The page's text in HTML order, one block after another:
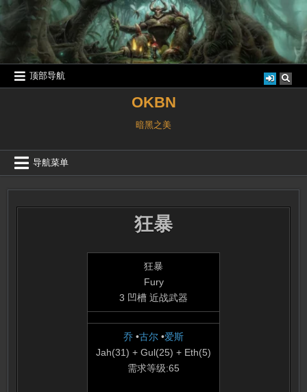
跳
至
顶部导航
OKBN
暗黑之美
导航菜单
狂暴
狂暴
Fury
3 凹槽 近战武器
乔 •古尔 •爱斯
Jah(31) + Gul(25) + Eth(5)
需求等级:65